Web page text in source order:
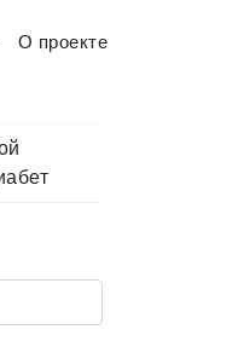
О проекте